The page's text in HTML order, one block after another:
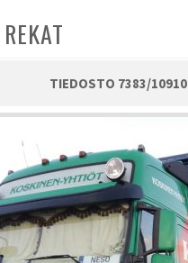
TIEDOSTO 7383/10910